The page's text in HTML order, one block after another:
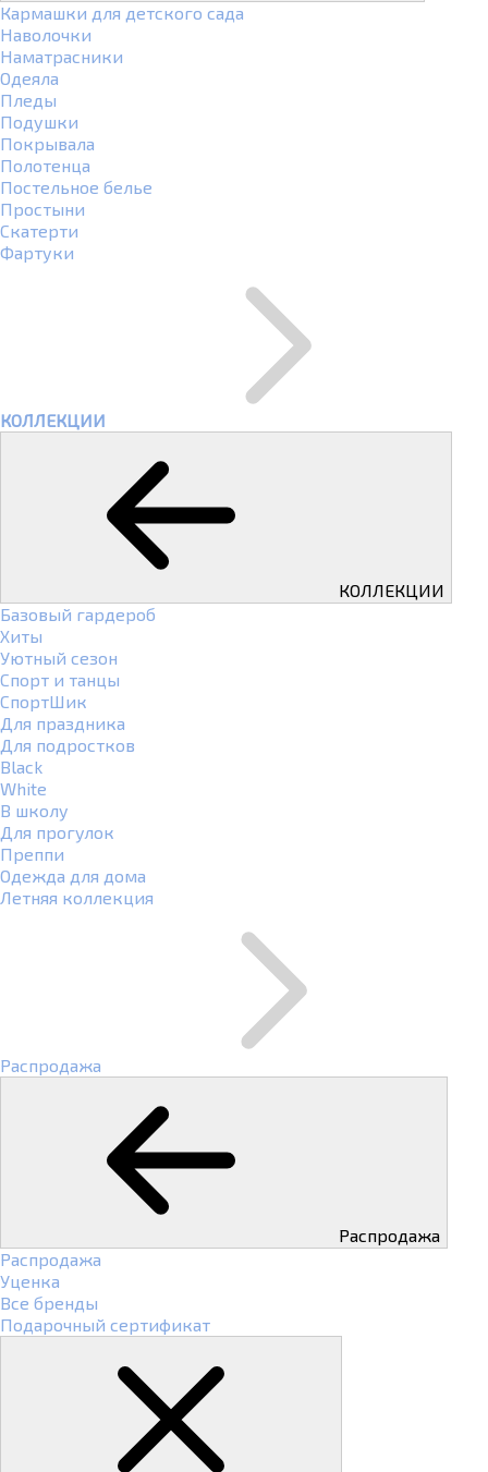
Кармашки для детского сада
Наволочки
Наматрасники
Одеяла
Пледы
Подушки
Покрывала
Полотенца
Постельное белье
Простыни
Скатерти
Фартуки
КОЛЛЕКЦИИ
КОЛЛЕКЦИИ
Базовый гардероб
Хиты
Уютный сезон
Спорт и танцы
СпортШик
Для праздника
Для подростков
Black
White
В школу
Для прогулок
Преппи
Одежда для дома
Летняя коллекция
Распродажа
Распродажа
Распродажа
Уценка
Все бренды
Подарочный сертификат